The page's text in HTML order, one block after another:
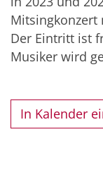
Mitsingkonzert
Der Eintritt ist
Musiker wird
In Kalender